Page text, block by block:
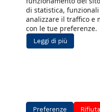
Cookie Policy
Arianna CE
Gestisci cookie
Social Media Policy
di statistica,
analizzare il traffico e
con le tue preferenze.
Leggi di più
Preferenze